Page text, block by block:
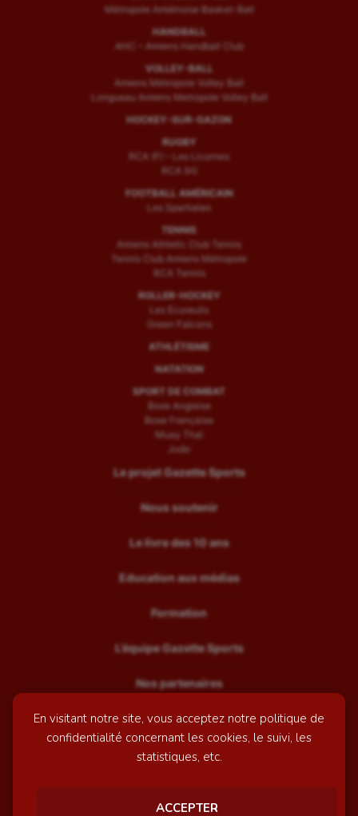
En visitant notre site, vous acceptez notre politique de
confidentialité concernant les cookies, le suivi, les
statistiques, etc.
ACCEPTER
Métropole Amiénoise Basket-Ball
HANDBALL
AHC – Amiens Handball Club
VOLLEY-BALL
Amiens Métropole Volley Ball
Longueau Amiens Metropole Volley Ball
HOCKEY-SUR-GAZON
RUGBY
RCA (F) – Les Licornes
RCA (H)
FOOTBALL AMÉRICAIN
Les Spartiates
TENNIS
Amiens Athletic Club Tennis
Tennis Club Amiens Métropole
RCA Tennis
ROLLER-HOCKEY
Les Ecureuils
Green Falcons
ATHLÉTISME
NATATION
SPORT DE COMBAT
Boxe Anglaise
Boxe Française
Muay Thaï
Judo
Le projet Gazette Sports
Nous soutenir
Le livre des 10 ans
Education aux médias
Formation
L’équipe Gazette Sports
Nos partenaires
Recrutement
Mentions légales